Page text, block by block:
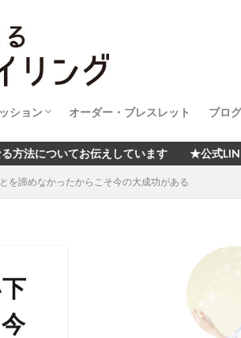
ション
イムウェーバー
ション利用規約
オーダー・ブレスレット ブログ
伝えしています ★公式LINEお友達登録で3
を諦めなかったからこそ今の大成功がある